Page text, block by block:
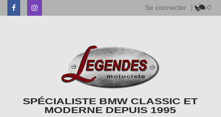
FacebookInstagram Se connecter | 0
SPÉCIALISTE BMW CLASSIC ET
MODERNE DEPUIS 1995